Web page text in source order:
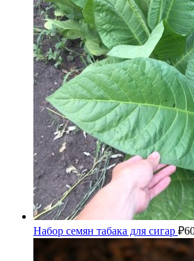
Набор семян табака для сигар ₽